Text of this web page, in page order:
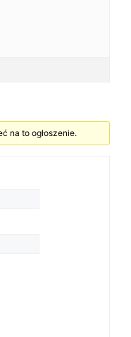
na to ogłoszenie.